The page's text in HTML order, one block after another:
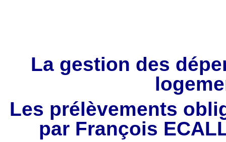
La gestion des
Les prélèvements
par François